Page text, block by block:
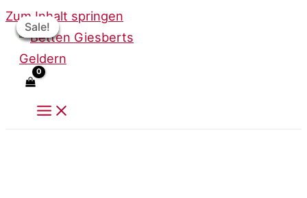
Zum Inhalt springen
Sale!
Sale!
Sale!
Sale!
Sale!